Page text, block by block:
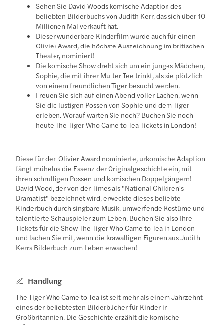
Sehen Sie David Woods komische Adaption des
beliebten Bilderbuchs von Judith Kerr, das sich über 10
Millionen Mal verkauft hat.
Dieser wunderbare Kinderfilm wurde auch für einen
Olivier Award, die höchste Auszeichnung im britischen
Theater, nominiert!
Die komische Show dreht sich um ein junges Mädchen,
Sophie, die mit ihrer Mutter Tee trinkt, als sie plötzlich
von einem freundlichen Tiger besucht werden.
Freuen Sie sich auf einen Abend voller Lachen, wenn
Sie die lustigen Possen von Sophie und dem Tiger
erleben. Worauf warten Sie noch? Buchen Sie noch
heute The Tiger Who Came to Tea Tickets in London!
Diese für den Olivier Award nominierte, urkomische Adaption
fängt mühelos die Essenz der Originalgeschichte ein, mit
ihren schrulligen Possen und komischen Doppelgängern!
David Wood, der von der Times als "National Children's
Dramatist" bezeichnet wird, erweckte dieses beliebte
Kinderbuch durch singbare Musik, umwerfende Kostüme und
talentierte Schauspieler zum Leben. Buchen Sie also Ihre
Tickets für die Show The Tiger Who Came to Tea in London
und lachen Sie mit, wenn die krawalligen Figuren aus Judith
Kerrs Bilderbuch zum Leben erwachen!
Handlung
The Tiger Who Came to Tea ist seit mehr als einem Jahrzehnt
eines der beliebtesten Bilderbücher für Kinder in
Großbritannien. Die Geschichte erzählt die komische